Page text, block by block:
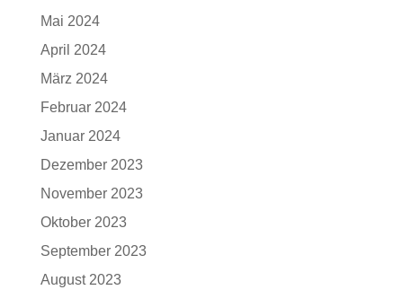
Mai 2024
April 2024
März 2024
Februar 2024
Januar 2024
Dezember 2023
November 2023
Oktober 2023
September 2023
August 2023